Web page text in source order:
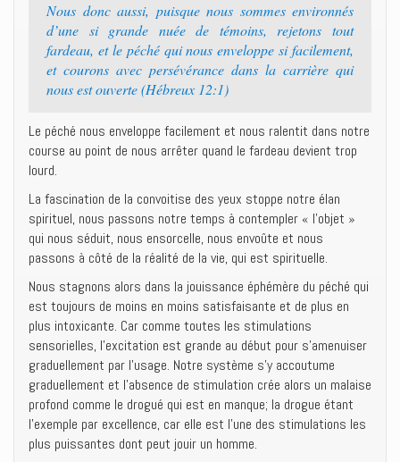
Nous donc aussi, puisque nous sommes environnés
d’une si grande nuée de témoins, rejetons tout
fardeau, et le péché qui nous enveloppe si facilement,
et courons avec persévérance dans la carrière qui
nous est ouverte (Hébreux 12:1)
Le péché nous enveloppe facilement et nous ralentit dans notre
course au point de nous arrêter quand le fardeau devient trop
lourd.
La fascination de la convoitise des yeux stoppe notre élan
spirituel, nous passons notre temps à contempler « l’objet »
qui nous séduit, nous ensorcelle, nous envoûte et nous
passons à côté de la réalité de la vie, qui est spirituelle.
Nous stagnons alors dans la jouissance éphémère du péché qui
est toujours de moins en moins satisfaisante et de plus en
plus intoxicante. Car comme toutes les stimulations
sensorielles, l’excitation est grande au début pour s’amenuiser
graduellement par l’usage. Notre système s’y accoutume
graduellement et l’absence de stimulation crée alors un malaise
profond comme le drogué qui est en manque; la drogue étant
l’exemple par excellence, car elle est l’une des stimulations les
plus puissantes dont peut jouir un homme.